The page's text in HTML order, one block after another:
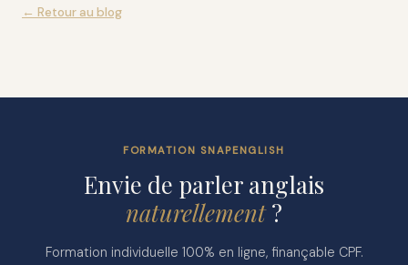
← Retour au blog
FORMATION SNAPENGLISH
Envie de parler anglais
naturellement?
Formation individuelle 100% en ligne, finançable CPF.